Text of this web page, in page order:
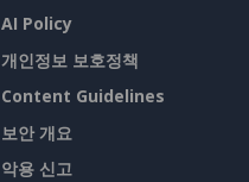
AI Policy
개인정보 보호정책
Content Guidelines
보안 개요
악용 신고